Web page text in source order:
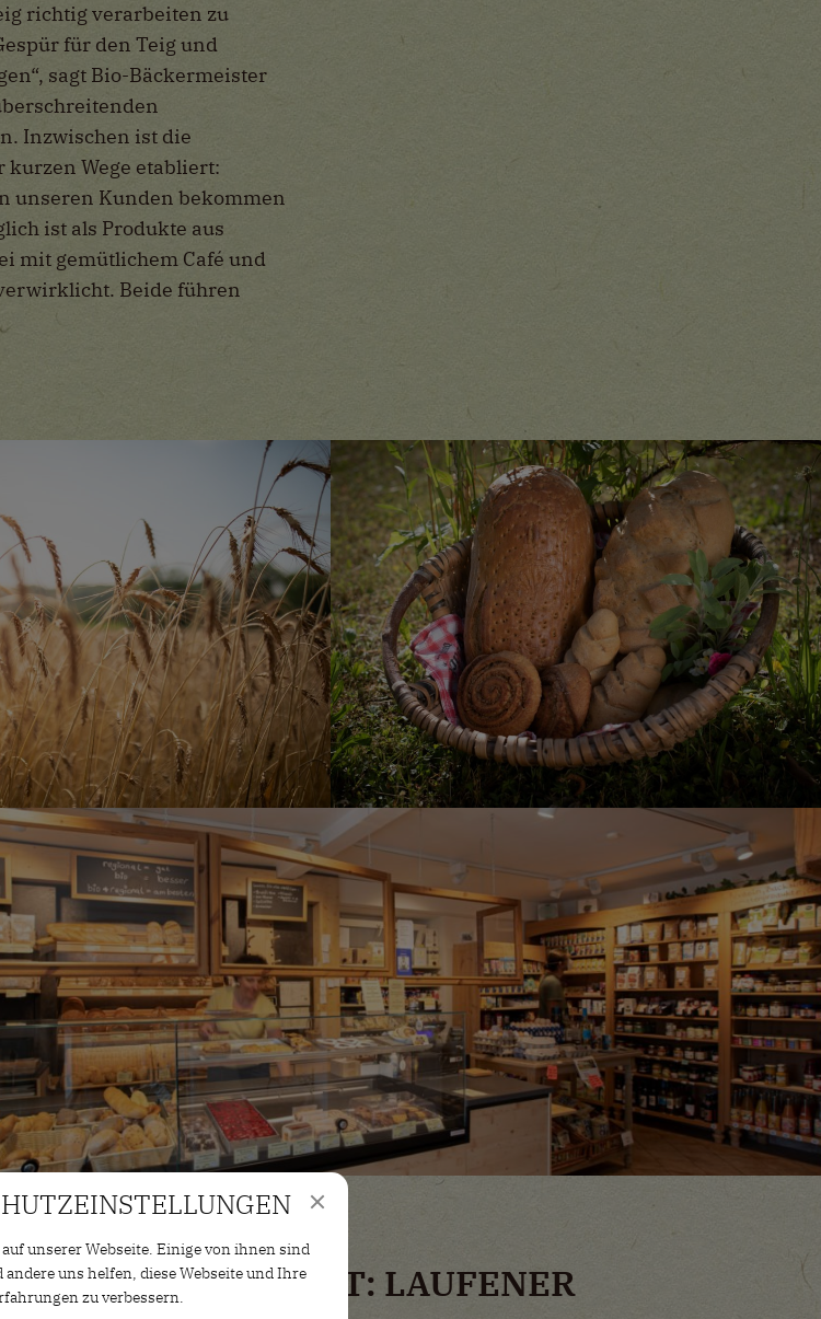
richtig verarbeiten zu
für den Teig und
sagt Bio-Bäckermeister
Inzwischen ist die
Wege etabliert:
unseren Kunden bekommen
ist als Produkte aus
mit gemütlichem Café und
Beide führen
SPEZIALITÄT: LAUFENER
unserer Webseite. Einige von ihnen sind
uns helfen, diese Webseite und Ihre
zu verbessern.